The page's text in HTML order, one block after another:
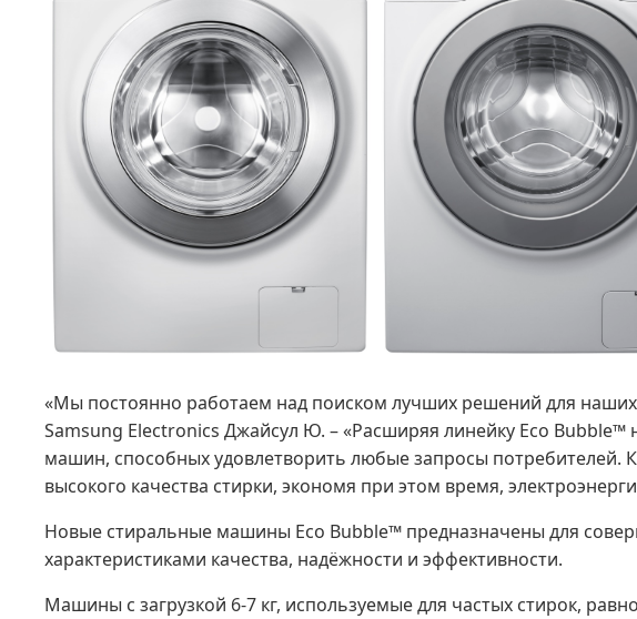
«Мы постоянно работаем над поиском лучших решений для наших
Samsung Electronics Джайсул Ю. – «Расширяя линейку Eco
машин, способных удовлетворить любые запросы потребителей.
высокого качества стирки, экономя при этом время,
Новые стиральные машины Eco Bubble™ предназначены для
характеристиками качества, надёжности и эффективности.
Машины с загрузкой 6-7 кг, используемые для частых стирок,